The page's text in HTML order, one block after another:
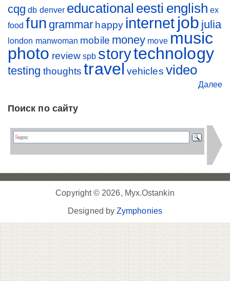
cqg db denver educational eesti english ex
food fun grammar happy internet job julia
london manwoman mobile money move music
photo review spb storytechnology
testing thoughts travel vehicles video
Далее
Поиск по сайту
Copyright © 2026, Myx.Ostankin
Designed byZymphonies